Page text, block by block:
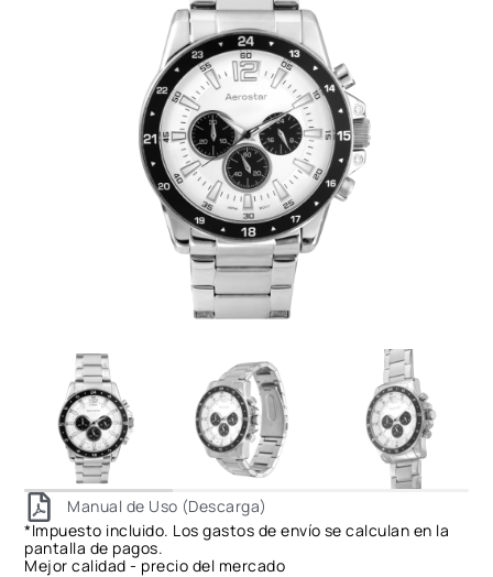
Manual de Uso (Descarga)
*Impuesto incluido. Los gastos de envío se calculan en la
pantalla de pagos.
Mejor calidad - precio del mercado